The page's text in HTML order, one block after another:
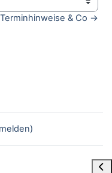
Terminhinweise & Co →
)